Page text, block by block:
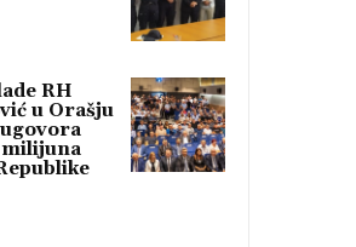
RH
u Orašju